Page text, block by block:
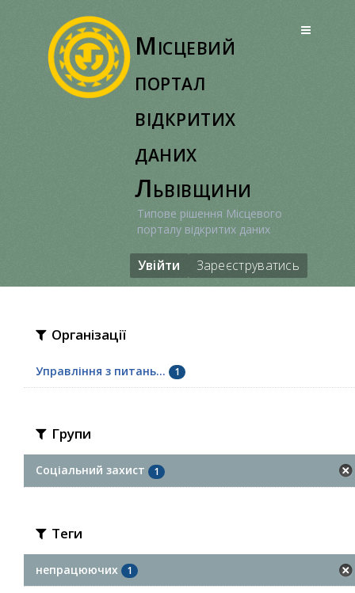
Місцевий
портал
відкритих
даних
Львівщини
Типове рішення Місцевого
порталу відкритих даних
Увійти Зареєструватись
Організації
Управління з питань... 1
Групи
Соціальний захист 1
Теги
непрацюючих 1